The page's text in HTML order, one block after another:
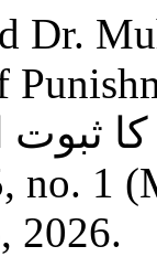
Dr.
no. 1
2026.